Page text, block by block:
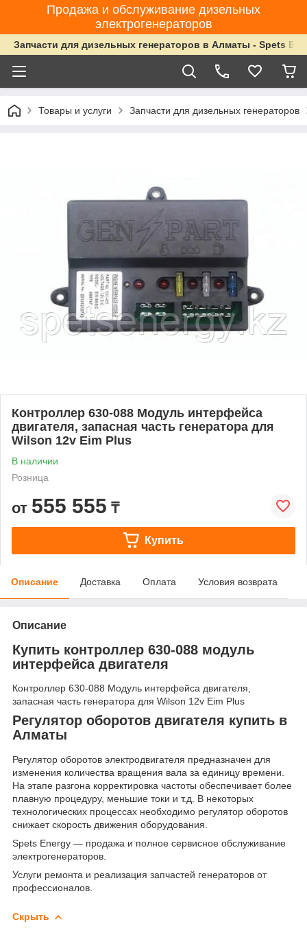
Продажа и обслуживание дизельных
электрогенераторов
Запчасти для дизельных генераторов в Алматы - Spets
Товары и услуги Запчасти для дизельных генераторов
Контроллер 630-088 Модуль интерфейса
двигателя, запасная часть генератора для
Wilson 12v Eim Plus
В наличии
Розница
от 555 555 ₸
Купить
Описание Доставка Оплата Условия возврата
Описание
Купить контроллер 630-088 модуль
интерфейса двигателя
Контроллер 630-088 Модуль интерфейса двигателя,
запасная часть генератора для Wilson 12v Eim Plus
Регулятор оборотов двигателя купить в
Алматы
Регулятор оборотов электродвигателя предназначен для
изменения количества вращения вала за единицу времени.
На этапе разгона корректировка частоты обеспечивает более
плавную процедуру, меньшие токи и т.д. В некоторых
технологических процессах необходимо регулятор оборотов
снижает скорость движения оборудования.
Spets Energy — продажа и полное сервисное обслуживание
электрогенераторов.
Услуги ремонта и реализация запчастей генераторов от
профессионалов.
Скрыть